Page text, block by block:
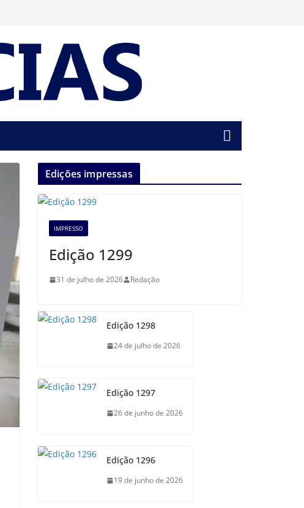
Edições impressas
IMPRESSO
Edição 1299
31 de julho de 2026 Redação
Edição 1298
24 de julho de 2026
Edição 1297
26 de junho de 2026
Edição 1296
19 de junho de 2026